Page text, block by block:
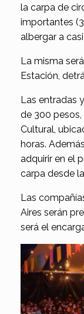
la carpa de
importantes
albergar a
La misma
Estación,
Las entradas
de 300 pesos,
Cultural,
horas.
adquirir en el
carpa desde
Las
Aires serán
será el